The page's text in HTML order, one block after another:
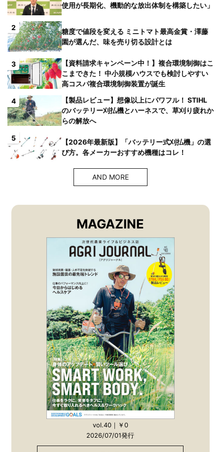
使用が長期化、機動的な放出体制を構築したい」
2
糖度で値段を変える ミニトマト最高金賞・澤藤
園が選んだ、味を売り切る設計とは
3
【資料請求キャンペーン中！】複合環境制御はこ
こまできた！ 中小規模ハウスでも検討しやすい
高コスパ複合環境制御装置が誕生
4
【製品レビュー】想像以上にパワフル！ STIHL
のバッテリー刈払機とハーネスで、草刈り疲れか
らの解放へ
5
【2026年最新版】「バッテリー式刈払機」の選
び方。各メーカーおすすめ機種はコレ！
AND MORE
MAGAZINE
vol.40｜￥0
2026/07/01発行